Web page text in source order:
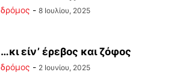
δρόμος - 8 Ιουλίου, 2025
…κι είν’ έρεβος και ζόφος
δρόμος - 2 Ιουνίου, 2025